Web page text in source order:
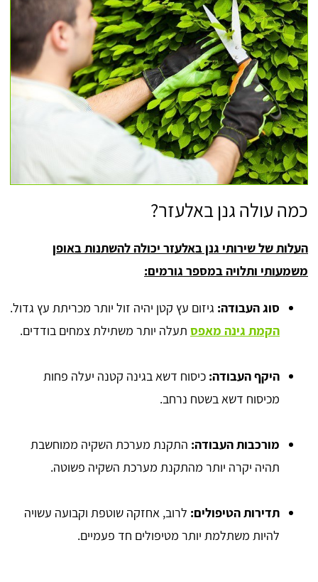
כמה עולה גנן באלעזר?
העלות של שירותי גנן באלעזר יכולה להשתנות באופן
משמעותי ותלויה במספר גורמים:
סוג העבודה: גיזום עץ קטן יהיה זול יותר מכריתת עץ גדול.
הקמת גינה מאפס תעלה יותר משתילת צמחים בודדים.
היקף העבודה: כיסוח דשא בגינה קטנה יעלה פחות
מכיסוח דשא בשטח נרחב.
מורכבות העבודה: התקנת מערכת השקיה ממוחשבת
תהיה יקרה יותר מהתקנת מערכת השקיה פשוטה.
תדירות הטיפולים: לרוב, אחזקה שוטפת וקבועה עשויה
להיות משתלמת יותר מטיפולים חד פעמיים.